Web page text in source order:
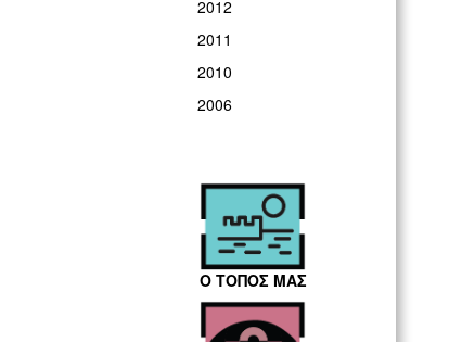
2012
2011
2010
2006
Ο ΤΟΠΟΣ ΜΑΣ